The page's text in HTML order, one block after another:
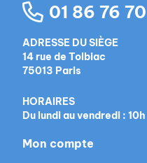
01 86 76
ADRESSE DU SIÈGE
14 rue de Tolbiac
75013 Paris
HORAIRES
Du lundi au vendredi :
Mon compte